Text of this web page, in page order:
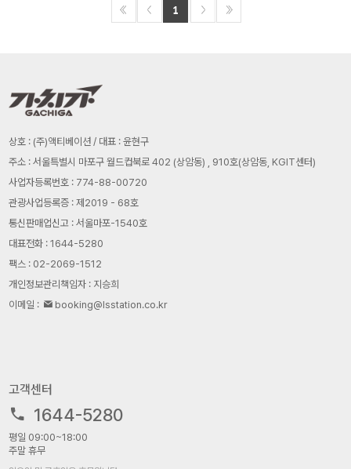
1
상호 : (주)액티베이션 / 대표 : 윤현구
주소 : 서울특별시 마포구 월드컵북로 402 (상암동) , 910호(상암동, KGIT센터)
사업자등록번호 : 774-88-00720
관광사업등록증 : 제2019 - 68호
통신판매업신고 : 서울마포-1540호
대표전화 : 1644-5280
팩스 : 02-2069-1512
개인정보관리책임자 : 지승희
이메일 :
booking@lsstation.co.kr
고객센터
1644-5280
평일 09:00~18:00
주말 휴무